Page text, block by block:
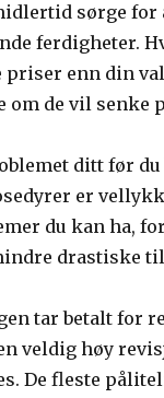
sørge for
ferdigheter.
priser enn din
om de vil senke
ditt før du
er
du kan ha,
drastiske
tar betalt for
veldig høy
De fleste